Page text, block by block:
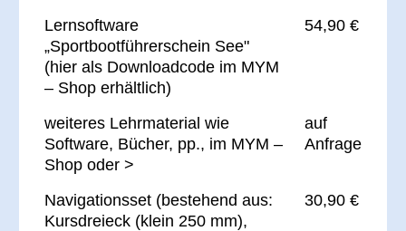
Lernsoftware
„Sportbootführerschein See"
(hier als Downloadcode im MYM
– Shop erhältlich)
54,90 €
weiteres Lehrmaterial wie
Software, Bücher, pp., im MYM –
Shop oder >
auf
Anfrage
Navigationsset (bestehend aus:
Kursdreieck (klein 250 mm),
30,90 €